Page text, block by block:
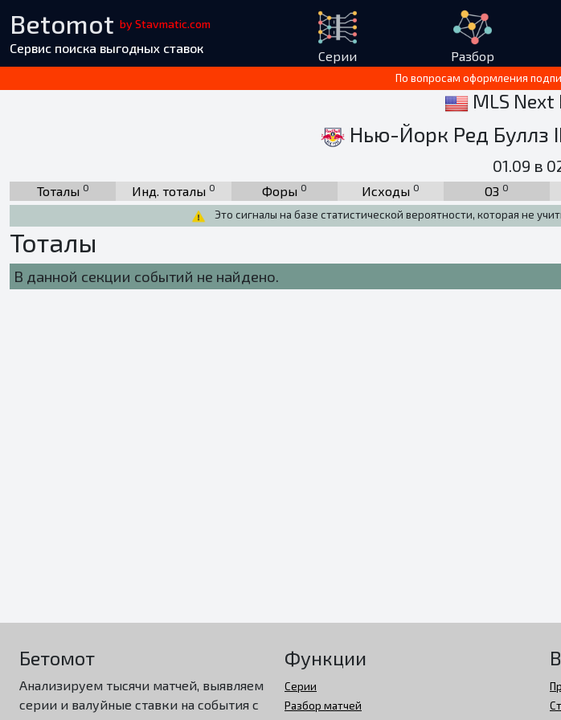
Betomot by Stavmatic.com
Сервис поиска выгодных ставок
Серии Разбор
По вопросам оформления
MLS
Нью-Йорк Ред Буллз
01.09 в
Тоталы 0 Инд. тоталы 0 Форы 0 Исходы 0 ОЗ 0
Это сигналы на базе статистической вероятности, которая не
Тоталы
В данной секции событий не найдено.
Бетомот
Анализируем тысячи матчей, выявляем
серии и валуйные ставки на события с
Функции
Серии
Разбор матчей